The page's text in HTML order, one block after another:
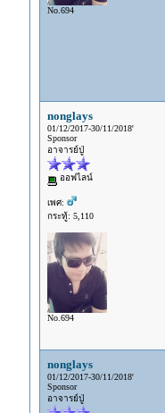
No.694
nonglays
01/12/2017-30/11/2018'
Sponsor
อาจารย์ปู่
ออฟไลน์
เพศ:
กระทู้: 5,110
No.694
nonglays
01/12/2017-30/11/2018'
Sponsor
อาจารย์ปู่